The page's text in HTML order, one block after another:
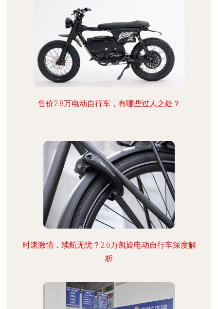
售价2.8万电动自行车，有哪些过人之处？
时速激情，续航无忧？2.6万凯旋电动自行车深度解
析